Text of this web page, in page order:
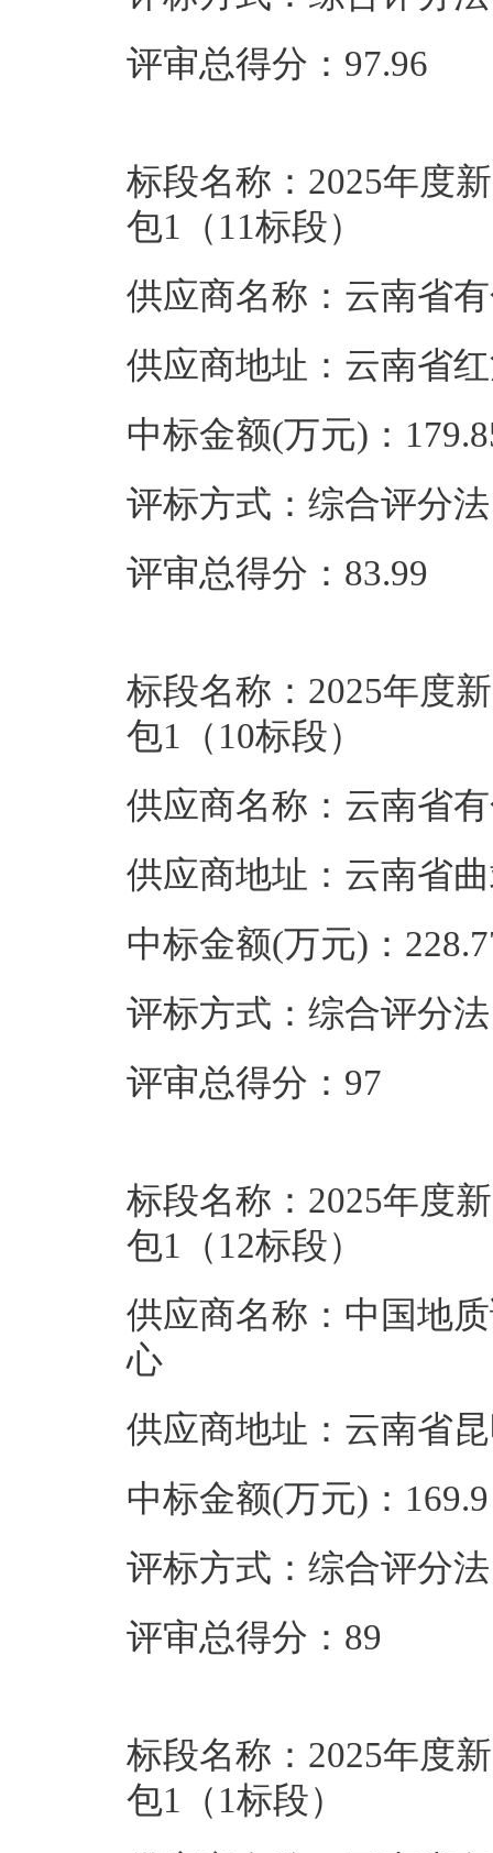
评审总得分：97.96
标段名称：2025年度
包1（11标段）
供应商名称：云南省
供应商地址：云南省
中标金额(万元)：
评标方式：综合评分法
评审总得分：83.99
标段名称：2025年度
包1（10标段）
供应商名称：云南省
供应商地址：云南省
中标金额(万元)：
评标方式：综合评分法
评审总得分：97
标段名称：2025年度
包1（12标段）
供应商名称：中国地
心
供应商地址：云南省
中标金额(万元)：169.9
评标方式：综合评分法
评审总得分：89
标段名称：2025年度
包1（1标段）